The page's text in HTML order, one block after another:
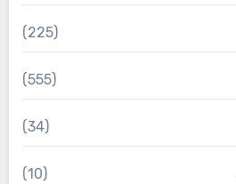
(225)
(555)
(34)
(10)